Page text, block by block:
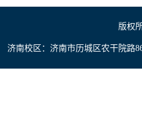
版权
济南校区：济南市历城区农干院路